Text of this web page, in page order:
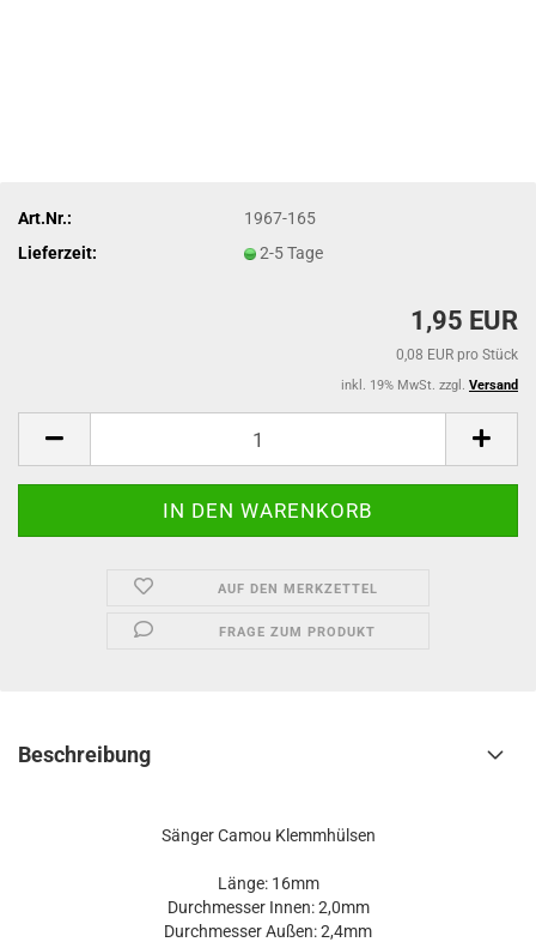
Art.Nr.:
1967-165
Lieferzeit:
2-5 Tage
1,95 EUR
0,08 EUR pro Stück
inkl. 19% MwSt. zzgl. Versand
AUF DEN MERKZETTEL
FRAGE ZUM PRODUKT
Beschreibung
Sänger Camou Klemmhülsen
Länge: 16mm
Durchmesser Innen: 2,0mm
Durchmesser Außen: 2,4mm